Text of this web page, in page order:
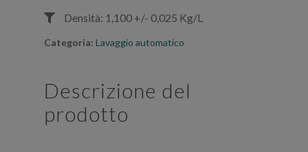
Densità: 1,100 +/- 0,025 Kg/L
Categoria:Lavaggio automatico
Descrizione del
prodotto